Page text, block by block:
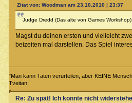
Zitat von: Woodman am 23.10.2010 | 23:37
Judge Dredd (Das alte von Games Workshop)
Magst du deinen ersten und vielleicht
beizeiten mal darstellen. Das Spiel
"Man kann Taten verurteilen, aber KEINE
Tveitan
Re: Zu spät! Ich konnte nicht